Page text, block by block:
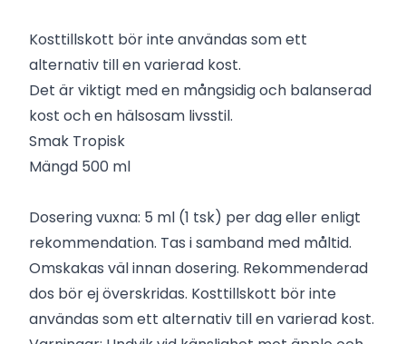
Kosttillskott bör inte användas som ett
alternativ till en varierad kost.
Det är viktigt med en mångsidig och balanserad
kost och en hälsosam livsstil.
Smak Tropisk
Mängd 500 ml
Dosering vuxna: 5 ml (1 tsk) per dag eller enligt
rekommendation. Tas i samband med måltid.
Omskakas väl innan dosering. Rekommenderad
dos bör ej överskridas. Kosttillskott bör inte
användas som ett alternativ till en varierad kost.